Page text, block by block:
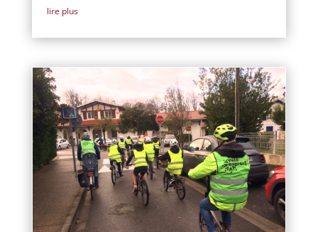
lire plus